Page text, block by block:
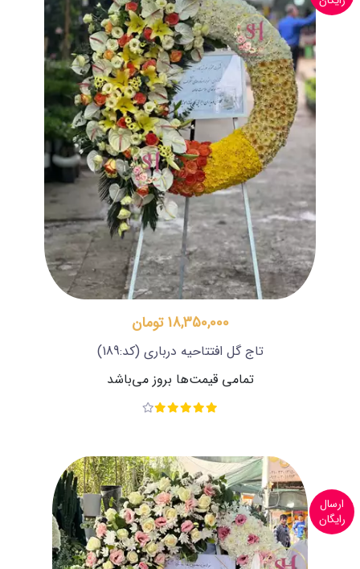
18,350,000 تومان
تاج گل افتتاحیه درباری (کد:189)
تمامی قیمت‌ها بروز می‌باشد
ارسال
رایگان